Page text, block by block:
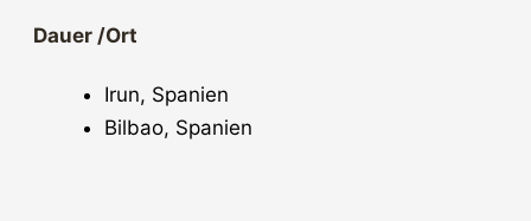
Dauer /Ort
Irun, Spanien
Bilbao, Spanien